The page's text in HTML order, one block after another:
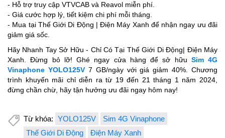
- Hỗ trợ truy cập VTVCAB và Reavol miễn phí.
- Giá cước hợp lý, tiết kiệm chi phí mỗi tháng.
- Mua tại Thế Giới Di Động | Điện Máy Xanh để nhận ngay ưu đãi
giảm giá sốc.
Hãy Nhanh Tay Sở Hữu - Chỉ Có Tại Thế Giới Di Động| Điện Máy
Xanh. Đừng bỏ lỡ! Ghé ngay cửa hàng để sở hữu Sim 4G
Vinaphone YOLO125V7 GB/ngày với giá giảm 40%. Chương
trình khuyến mãi chỉ diễn ra từ 19 đến 21 tháng 1 năm 2024,
đừng chần chừ, hãy tận hưởng ưu đãi ngay hôm nay!
Từ khóa: YOLO125V
Sim 4G Vinaphone
Thế Giới Di Động
Điện Máy Xanh